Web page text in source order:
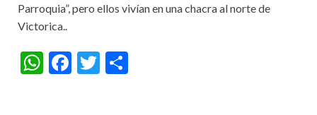
Parroquia”, pero ellos vivían en una chacra al norte de
Victorica..
W F
T